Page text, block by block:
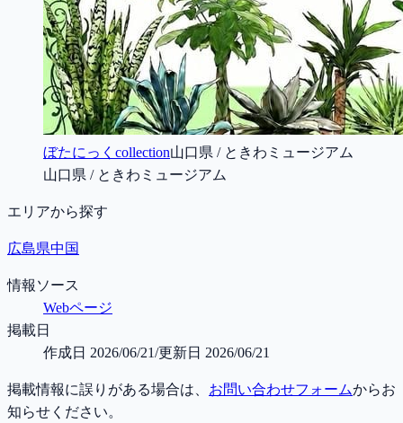
ぼたにっくcollection山口県 / ときわミュージアム
山口県 / ときわミュージアム
エリアから探す
広島県中国
情報ソース
Webページ
掲載日
作成日 2026/06/21/更新日 2026/06/21
掲載情報に誤りがある場合は、 お問い合わせフォームからお
知らせください。